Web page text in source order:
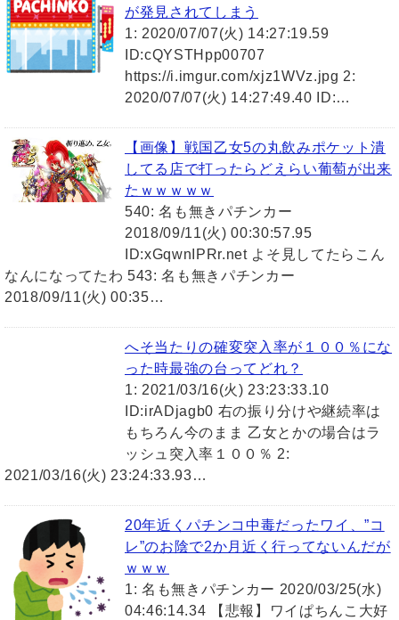
が発見されてしまう
1: 2020/07/07(火) 14:27:19.59
ID:cQYSTHpp00707
https://i.imgur.com/xjz1WVz.jpg 2:
2020/07/07(火) 14:27:49.40 ID:…
【画像】戦国乙女5の丸飲みポケット潰
してる店で打ったらどえらい葡萄が出来
たｗｗｗｗｗ
540: 名も無きパチンカー
2018/09/11(火) 00:30:57.95
ID:xGqwnIPRr.net よそ見してたらこん
なんになってたわ 543: 名も無きパチンカー
2018/09/11(火) 00:35…
へそ当たりの確変突入率が１００％にな
った時最強の台ってどれ？
1: 2021/03/16(火) 23:23:33.10
ID:irADjagb0 右の振り分けや継続率は
もちろん今のまま 乙女とかの場合はラ
ッシュ突入率１００％ 2:
2021/03/16(火) 23:24:33.93…
20年近くパチンコ中毒だったワイ、”コ
レ”のお陰で2か月近く行ってないんだが
ｗｗｗ
1: 名も無きパチンカー 2020/03/25(水)
04:46:14.34 【悲報】ワイぱちんこ大好